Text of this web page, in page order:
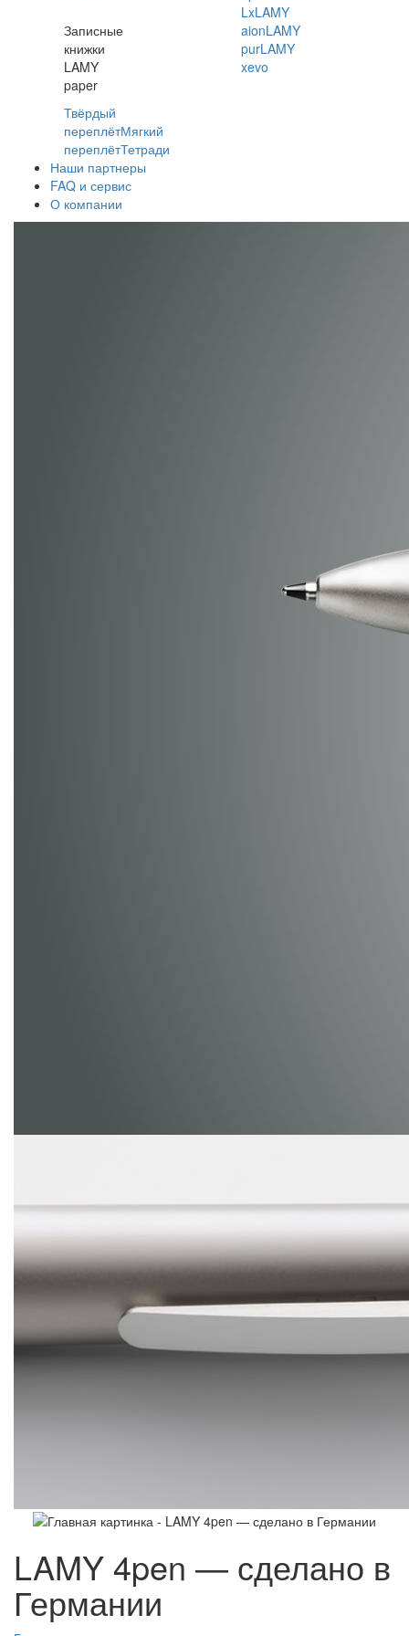
Записные
книжки
LAMY
paper
Твёрдый
переплётМягкий
переплётТетради
LxLAMY
aionLAMY
purLAMY
xevo
Наши партнеры
FAQ и сервис
О компании
LAMY 4pen — сделано в
Германии